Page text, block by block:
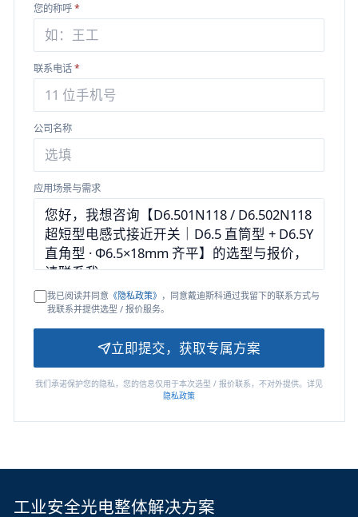
您的称呼*
联系电话*
公司名称
应用场景与需求
我已阅读并同意《隐私政策》 ，同意戴迪斯科通过我留下的联系方式与
我联系并提供选型 / 报价服务。
立即提交，获取专属方案
我们承诺保护您的隐私，您的信息仅用于本次选型 / 报价联系，不对外提供。详见
隐私政策
工业安全光电整体解决方案